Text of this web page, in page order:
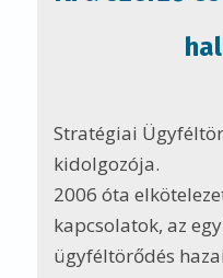
üzleti lehetőségük
Ha
hogy